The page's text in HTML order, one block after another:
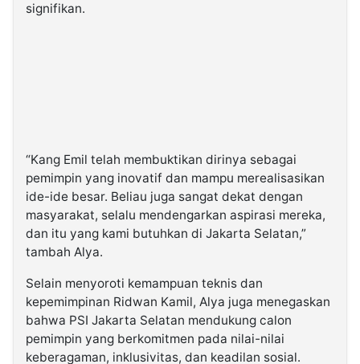
signifikan.
“Kang Emil telah membuktikan dirinya sebagai
pemimpin yang inovatif dan mampu merealisasikan
ide-ide besar. Beliau juga sangat dekat dengan
masyarakat, selalu mendengarkan aspirasi mereka,
dan itu yang kami butuhkan di Jakarta Selatan,”
tambah Alya.
Selain menyoroti kemampuan teknis dan
kepemimpinan Ridwan Kamil, Alya juga menegaskan
bahwa PSI Jakarta Selatan mendukung calon
pemimpin yang berkomitmen pada nilai-nilai
keberagaman, inklusivitas, dan keadilan sosial.